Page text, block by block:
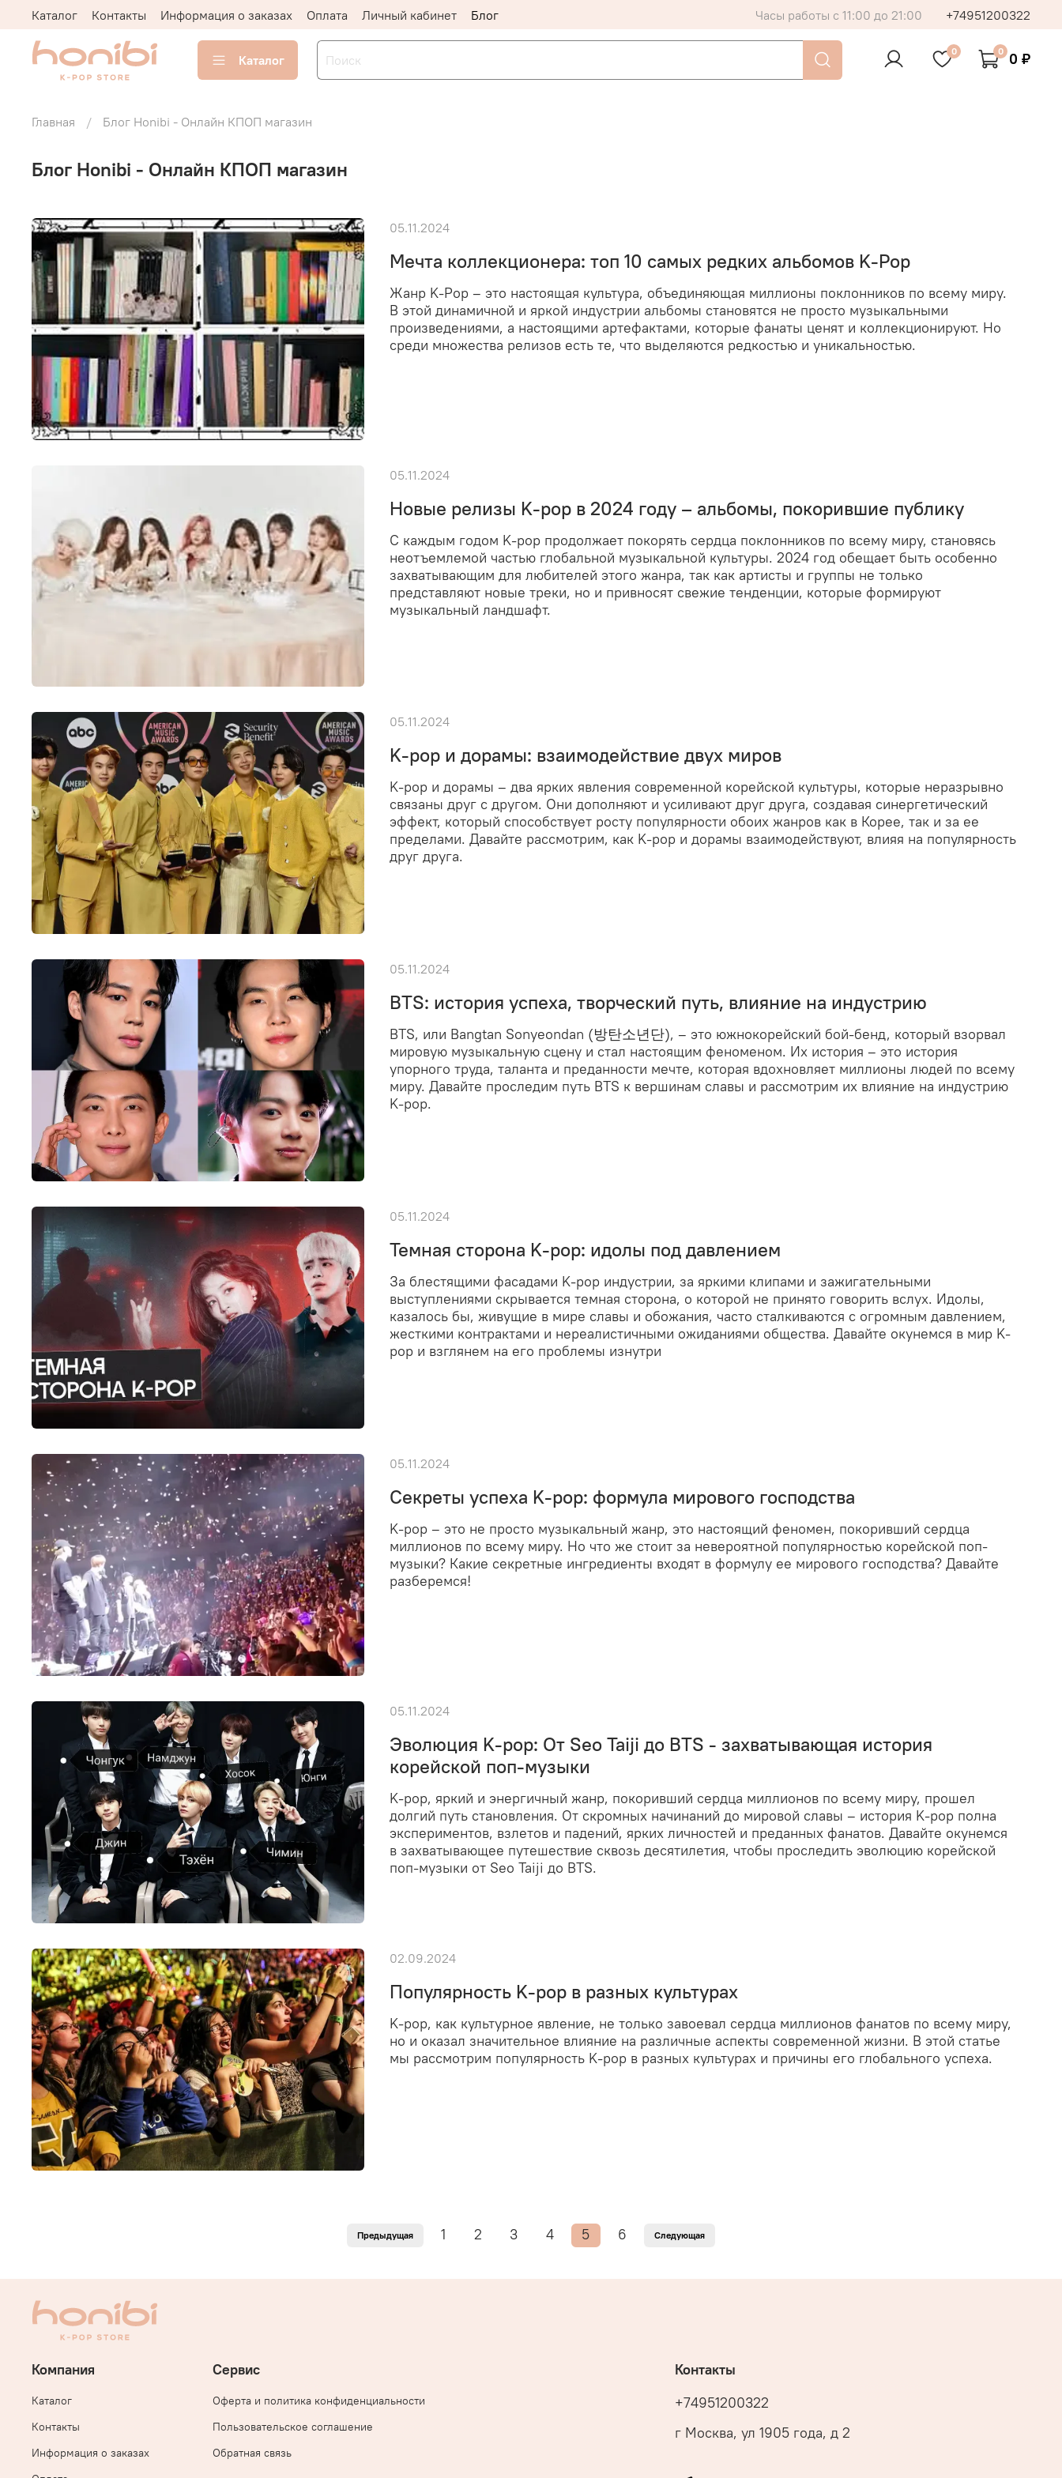
Каталог Контакты Информация о заказах Оплата Личный кабинет Блог Часы работы с 11:00 до 21:00 +74951200322
Каталог
0 0 0 ₽
Главная Блог Honibi - Онлайн КПОП магазин
Блог Honibi - Онлайн КПОП магазин
Мечта коллекционера: топ 10 самых редких альбомов K-Pop
Жанр K-Pop – это настоящая культура, объединяющая миллионы поклонников по всему миру.
В этой динамичной и яркой индустрии альбомы становятся не просто музыкальными
произведениями, а настоящими артефактами, которые фанаты ценят и коллекционируют. Но
среди множества релизов есть те, что выделяются редкостью и уникальностью.
05.11.2024
Новые релизы K-pop в 2024 году – альбомы, покорившие публику
С каждым годом K-pop продолжает покорять сердца поклонников по всему миру, становясь
неотъемлемой частью глобальной музыкальной культуры. 2024 год обещает быть особенно
захватывающим для любителей этого жанра, так как артисты и группы не только
представляют новые треки, но и привносят свежие тенденции, которые формируют
музыкальный ландшафт.
05.11.2024
K-pop и дорамы: взаимодействие двух миров
K-pop и дорамы – два ярких явления современной корейской культуры, которые неразрывно
связаны друг с другом. Они дополняют и усиливают друг друга, создавая синергетический
эффект, который способствует росту популярности обоих жанров как в Корее, так и за ее
пределами. Давайте рассмотрим, как K-pop и дорамы взаимодействуют, влияя на популярность
друг друга.
05.11.2024
BTS: история успеха, творческий путь, влияние на индустрию
BTS, или Bangtan Sonyeondan (방탄소년단), – это южнокорейский бой-бенд, который взорвал
мировую музыкальную сцену и стал настоящим феноменом. Их история – это история
упорного труда, таланта и преданности мечте, которая вдохновляет миллионы людей по всему
миру. Давайте проследим путь BTS к вершинам славы и рассмотрим их влияние на индустрию
K-pop.
05.11.2024
Темная сторона K-pop: идолы под давлением
За блестящими фасадами K-pop индустрии, за яркими клипами и зажигательными
выступлениями скрывается темная сторона, о которой не принято говорить вслух. Идолы,
казалось бы, живущие в мире славы и обожания, часто сталкиваются с огромным давлением,
жесткими контрактами и нереалистичными ожиданиями общества. Давайте окунемся в мир K-
pop и взглянем на его проблемы изнутри
05.11.2024
Секреты успеха K-pop: формула мирового господства
K-pop – это не просто музыкальный жанр, это настоящий феномен, покоривший сердца
миллионов по всему миру. Но что же стоит за невероятной популярностью корейской поп-
музыки? Какие секретные ингредиенты входят в формулу ее мирового господства? Давайте
разберемся!
05.11.2024
Эволюция K-pop: От Seo Taiji до BTS - захватывающая история
корейской поп-музыки
K-pop, яркий и энергичный жанр, покоривший сердца миллионов по всему миру, прошел
долгий путь становления. От скромных начинаний до мировой славы – история K-pop полна
экспериментов, взлетов и падений, ярких личностей и преданных фанатов. Давайте окунемся
в захватывающее путешествие сквозь десятилетия, чтобы проследить эволюцию корейской
поп-музыки от Seo Taiji до BTS.
05.11.2024
Популярность K-pop в разных культурах
K-pop, как культурное явление, не только завоевал сердца миллионов фанатов по всему миру,
но и оказал значительное влияние на различные аспекты современной жизни. В этой статье
мы рассмотрим популярность K-pop в разных культурах и причины его глобального успеха.
02.09.2024
Предыдущая 1 2 3 4 5 6 Следующая
Компания
Каталог
Контакты
Информация о заказах
Сервис
Оферта и политика конфиденциальности
Пользовательское соглашение
Обратная связь
Контакты
+74951200322
г Москва, ул 1905 года, д 2